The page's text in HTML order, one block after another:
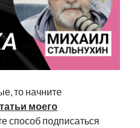
то начните
моего
способ подписаться